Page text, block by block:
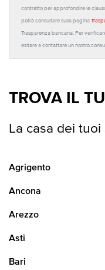
contratto per approfondire le
potrà consultare sulla pagina
Trasparenza bancaria. Per
esitare a contattare un nostro
TROVA IL
La casa dei
Agrigento
Ancona
Arezzo
Asti
Bari